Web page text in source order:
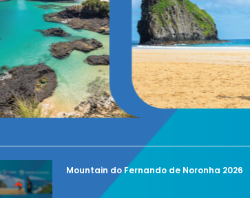
Mountain do Fernando de Noronha 2026